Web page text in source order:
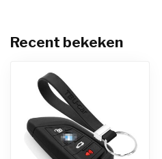
Recent bekeken